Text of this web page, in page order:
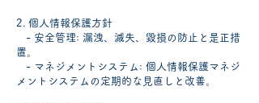
2. 個人情報保護方針
- 安全管理: 漏洩、滅失、毀損の防止と是正措
置。
- マネジメントシステム: 個人情報保護マネジ
メントシステムの定期的な見直しと改善。